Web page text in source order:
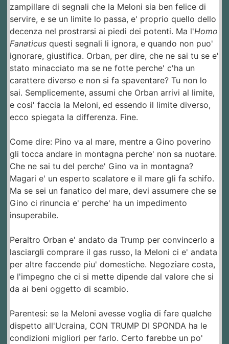
zampillare di segnali che la Meloni sia ben felice di
servire, e se un limite lo passa, e' proprio quello dello
decenza nel prostrarsi ai piedi dei potenti. Ma l'Homo
Fanaticus questi segnali li ignora, e quando non puo'
ignorare, giustifica. Orban, per dire, che ne sai tu se e'
stato minacciato ma se ne fotte perche' c'ha un
carattere diverso e non si fa spaventare? Tu non lo
sai. Semplicemente, assumi che Orban arrivi al limite,
e cosi' faccia la Meloni, ed essendo il limite diverso,
ecco spiegata la differenza. Fine.
Come dire: Pino va al mare, mentre a Gino poverino
gli tocca andare in montagna perche' non sa nuotare.
Che ne sai tu del perche' Gino va in montagna?
Magari e' un esperto scalatore e il mare gli fa schifo.
Ma se sei un fanatico del mare, devi assumere che se
Gino ci rinuncia e' perche' ha un impedimento
insuperabile.
Peraltro Orban e' andato da Trump per convincerlo a
lasciargli comprare il gas russo, la Meloni ci e' andata
per altre faccende piu' domestiche. Negoziare costa,
e l'impegno che ci si mette dipende dal valore che si
da ai beni oggetto di scambio.
Parentesi: se la Meloni avesse voglia di fare qualche
dispetto all'Ucraina, CON TRUMP DI SPONDA ha le
condizioni migliori per farlo. Certo farebbe un po'